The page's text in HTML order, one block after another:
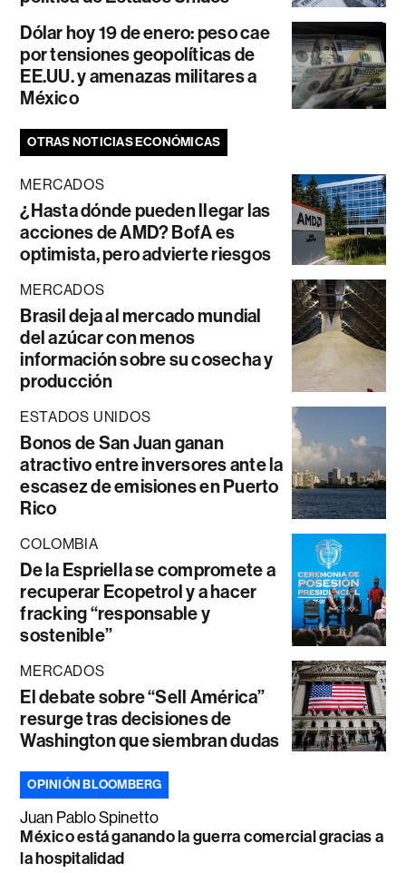
Dólar hoy 19 de enero: peso cae
por tensiones geopolíticas de
EE.UU. y amenazas militares a
México
OTRAS NOTICIAS ECONÓMICAS
MERCADOS
¿Hasta dónde pueden llegar las
acciones de AMD? BofA es
optimista, pero advierte riesgos
MERCADOS
Brasil deja al mercado mundial
del azúcar con menos
información sobre su cosecha y
producción
ESTADOS UNIDOS
Bonos de San Juan ganan
atractivo entre inversores ante la
escasez de emisiones en Puerto
Rico
COLOMBIA
De la Espriella se compromete a
recuperar Ecopetrol y a hacer
fracking “responsable y
sostenible”
MERCADOS
El debate sobre “Sell América”
resurge tras decisiones de
Washington que siembran dudas
OPINIÓN BLOOMBERG
Juan Pablo Spinetto
México está ganando la guerra comercial gracias a
la hospitalidad